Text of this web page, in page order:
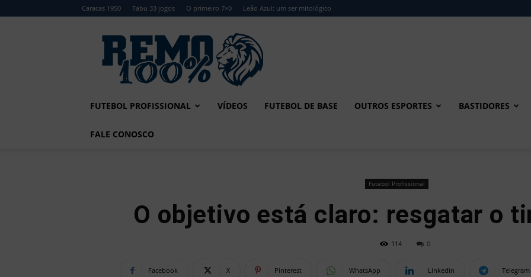
Caracas 1950 Tabu 33 jogos O primeiro 7×0 Leão Azul: um ser mitológico
Remo
FUTEBOL PROFISSIONAL VÍDEOS FUTEBOL DE BASE OUTROS ESPORTES BASTIDORES
FALE CONOSCO
Futebol Profissional
O objetivo está claro: resgatar o
114 0
Facebook X Pinterest WhatsApp Linkedin Telegram